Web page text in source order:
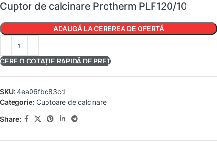
Cuptor de calcinare Protherm PLF120/10
ADAUGĂ LA CEREREA DE OFERTĂ
CERE O COTAȚIE RAPIDĂ DE PREȚ
SKU: 4ea06fbc83cd
Categorie: Cuptoare de calcinare
Share: